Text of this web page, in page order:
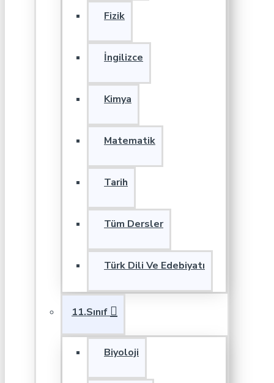
Fizik
İngilizce
Kimya
Matematik
Tarih
Tüm Dersler
Türk Dili Ve Edebiyatı
11.Sınıf
Biyoloji